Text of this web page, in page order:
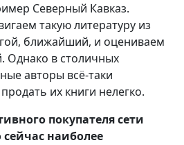
Северный Кавказ.
такую литературу из
ближайший, и оцениваем
Однако в столичных
авторы всё-таки
их книги нелегко.
покупателя сети
наиболее